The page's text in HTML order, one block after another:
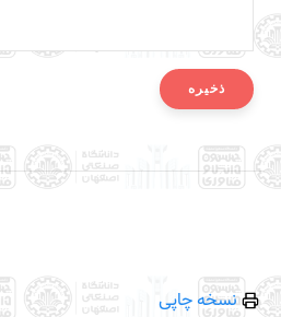
نسخه چاپی